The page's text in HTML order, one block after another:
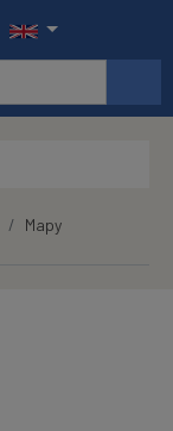
Mapy